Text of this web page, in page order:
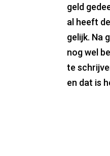
geld
al heeft
gelijk. Na
nog wel
te
en dat is